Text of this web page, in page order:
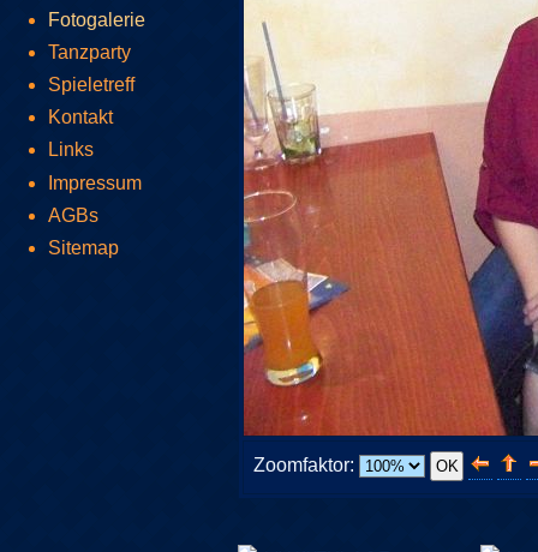
Zoomfaktor:
Fotogalerie
Tanzparty
Spieletreff
Kontakt
Links
Impressum
AGBs
Sitemap